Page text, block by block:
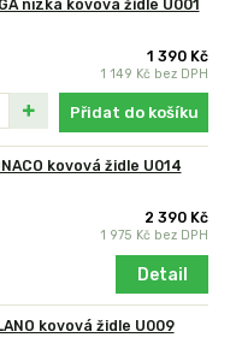
nízká kovová židle U001
1 390 Kč
1 149 Kč bez DPH
Přidat do košíku
kovová židle U014
2 390 Kč
1 975 Kč bez DPH
Detail
kovová židle U009